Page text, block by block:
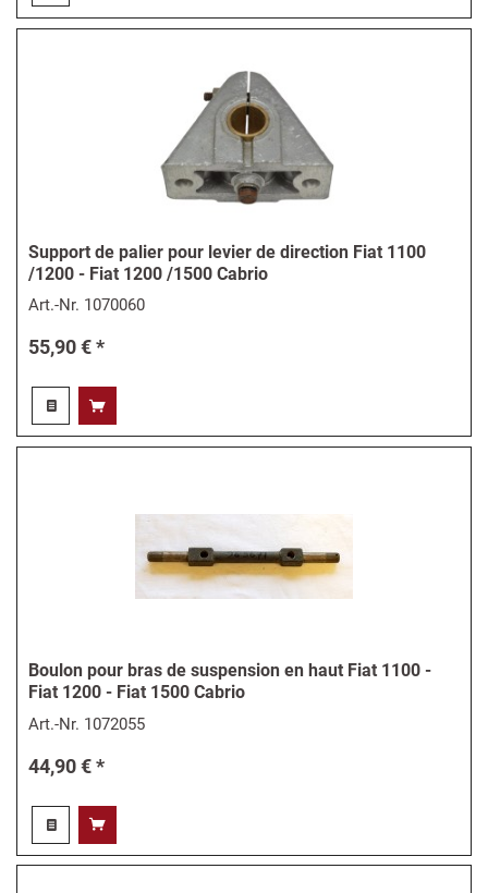
Support de palier pour levier de direction Fiat 1100
/1200 - Fiat 1200 /1500 Cabrio
Art.-Nr. 1070060
55,90 € *
Boulon pour bras de suspension en haut Fiat 1100 -
Fiat 1200 - Fiat 1500 Cabrio
Art.-Nr. 1072055
44,90 € *